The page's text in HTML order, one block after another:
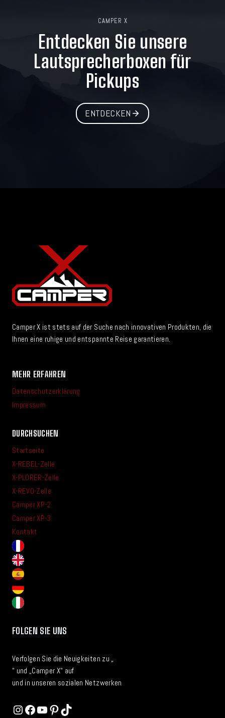
CAMPER X
Entdecken Sie unsere
Lautsprecherboxen für
Pickups
ENTDECKEN
Camper X ist stets auf der Suche nach innovativen Produkten, die
Ihnen eine ruhige und entspannte Reise garantieren.
MEHR ERFAHREN
Datenschutzerklärung
Impressum
DURCHSUCHEN
Startseite
X-REBEL-Zelle
X-PLORER-Zelle
X-REVO-Zelle
Camper XP-2
Camper XP-3
Kontakt
FOLGEN SIE UNS
Verfolgen Sie die Neuigkeiten zu „
“ und „Camper X“ auf
und in unseren sozialen Netzwerken
Instagram
Facebook
YouTube
Pinterest
TikTok